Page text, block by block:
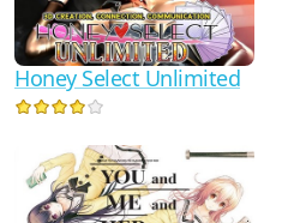
Honey Select Unlimited